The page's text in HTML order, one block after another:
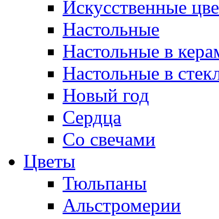
Искусственные
Настольные
Настольные в
Настольные в
Новый год
Сердца
Со свечами
Цветы
Тюльпаны
Альстромерии